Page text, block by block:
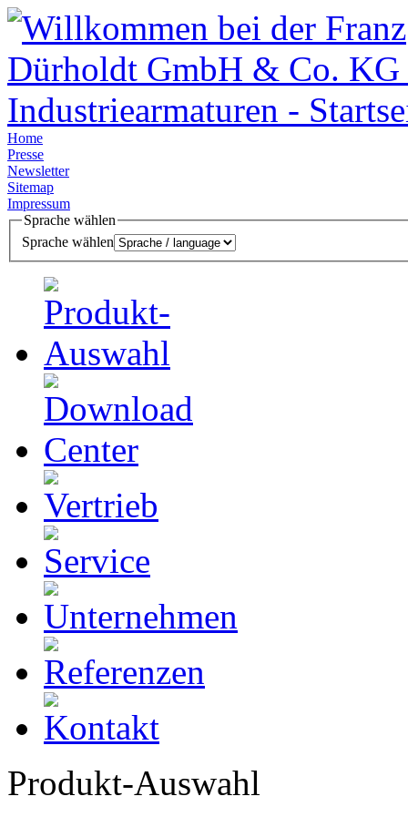
Home
Presse
Newsletter
Sitemap
Impressum
Sprache wählen
Sprache wählen
Produkt-Auswahl